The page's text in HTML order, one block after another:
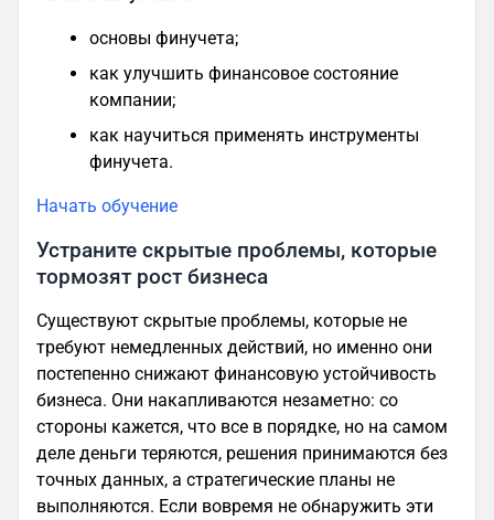
основы финучета;
как улучшить финансовое состояние
компании;
как научиться применять инструменты
финучета.
Начать обучение
Устраните скрытые проблемы, которые
тормозят рост бизнеса
Существуют скрытые проблемы, которые не
требуют немедленных действий, но именно они
постепенно снижают финансовую устойчивость
бизнеса. Они накапливаются незаметно: со
стороны кажется, что все в порядке, но на самом
деле деньги теряются, решения принимаются без
точных данных, а стратегические планы не
выполняются. Если вовремя не обнаружить эти